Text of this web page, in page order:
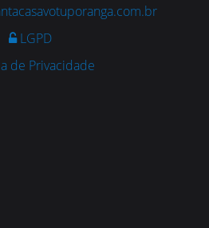
LGPD
de Privacidade